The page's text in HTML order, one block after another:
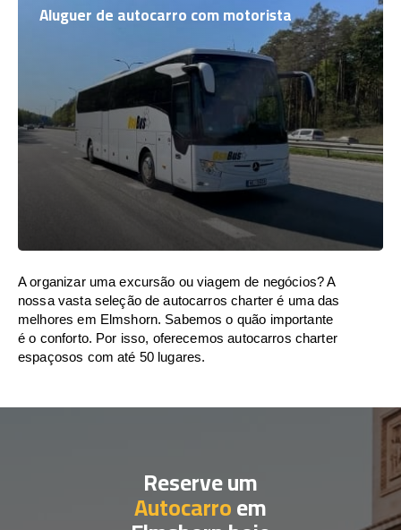
Aluguer de autocarro com motorista
A organizar uma excursão ou viagem de negócios? A
nossa vasta seleção de autocarros charter é uma das
melhores em Elmshorn. Sabemos o quão importante
é o conforto. Por isso, oferecemos autocarros charter
espaçosos com até 50 lugares.
Reserve um
Autocarroem